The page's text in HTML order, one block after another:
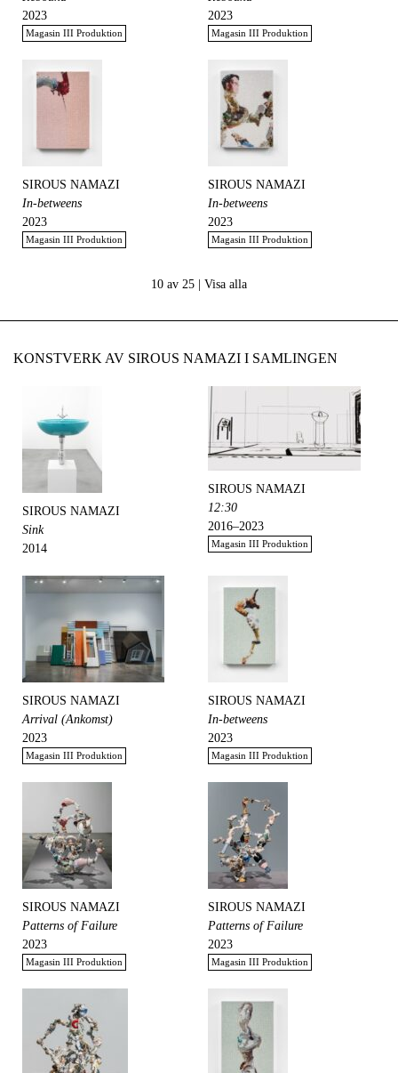
2023
Magasin III Produktion
2023
Magasin III Produktion
SIROUS NAMAZI
In-betweens
2023
Magasin III Produktion
SIROUS NAMAZI
In-betweens
2023
Magasin III Produktion
10 av 25 | Visa alla
KONSTVERK AV SIROUS NAMAZI I SAMLINGEN
SIROUS NAMAZI
Sink
2014
SIROUS NAMAZI
12:30
2016–2023
Magasin III Produktion
SIROUS NAMAZI
Arrival (Ankomst)
2023
Magasin III Produktion
SIROUS NAMAZI
In-betweens
2023
Magasin III Produktion
SIROUS NAMAZI
Patterns of Failure
2023
Magasin III Produktion
SIROUS NAMAZI
Patterns of Failure
2023
Magasin III Produktion